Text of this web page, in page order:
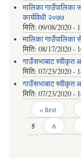
मालिका गाउँपालिका
कार्यविधी २०७७
मिति: 09/08/2020 -
मालिका गाउँपालिका
मिति: 08/17/2020 -
गाउँसभाबाट स्वीकृत
मिति: 07/23/2020 -
गाउँसभाबाट स्वीकृत
मिति: 07/23/2020 -
Pages « first
5 6